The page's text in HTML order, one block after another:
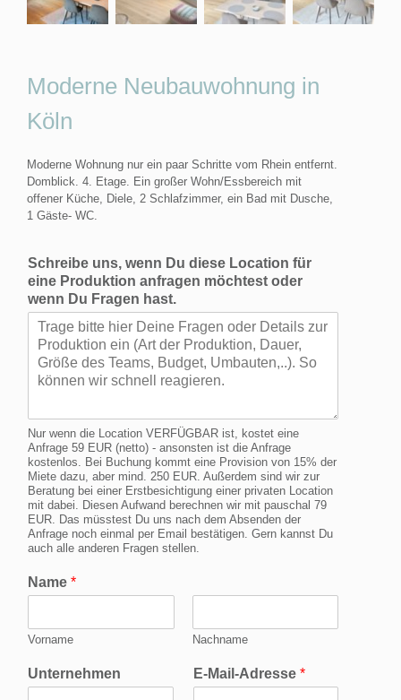
Moderne Neubauwohnung in
Köln
Moderne Wohnung nur ein paar Schritte vom Rhein entfernt.
Domblick. 4. Etage. Ein großer Wohn/Essbereich mit
offener Küche, Diele, 2 Schlafzimmer, ein Bad mit Dusche,
1 Gäste- WC.
Schreibe uns, wenn Du diese Location für
eine Produktion anfragen möchtest oder
wenn Du Fragen hast.
Nur wenn die Location VERFÜGBAR ist, kostet eine
Anfrage 59 EUR (netto) - ansonsten ist die Anfrage
kostenlos. Bei Buchung kommt eine Provision von 15% der
Miete dazu, aber mind. 250 EUR. Außerdem sind wir zur
Beratung bei einer Erstbesichtigung einer privaten Location
mit dabei. Diesen Aufwand berechnen wir mit pauschal 79
EUR. Das müsstest Du uns nach dem Absenden der
Anfrage noch einmal per Email bestätigen. Gern kannst Du
auch alle anderen Fragen stellen.
Name *
Vorname Nachname
Unternehmen E-Mail-Adresse *